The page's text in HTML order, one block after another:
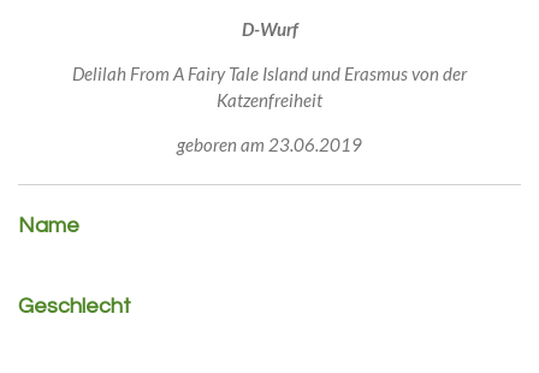
D-Wurf
Delilah From A Fairy Tale Island und Erasmus von der
Katzenfreiheit
geboren am 23.06.2019
Name
Geschlecht